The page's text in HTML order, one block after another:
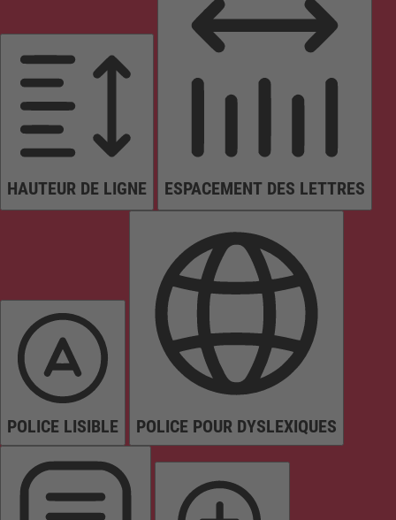
HAUTEUR DE LIGNE ESPACEMENT DES LETTRES
POLICE LISIBLE POLICE POUR DYSLEXIQUES